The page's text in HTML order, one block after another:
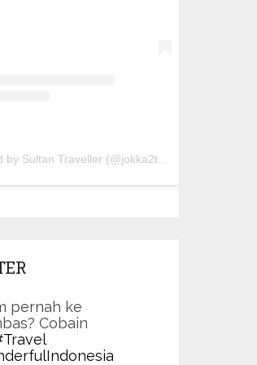
A post shared by Sultan Traveller (@jokka2traveller)
pernah ke
Cobain